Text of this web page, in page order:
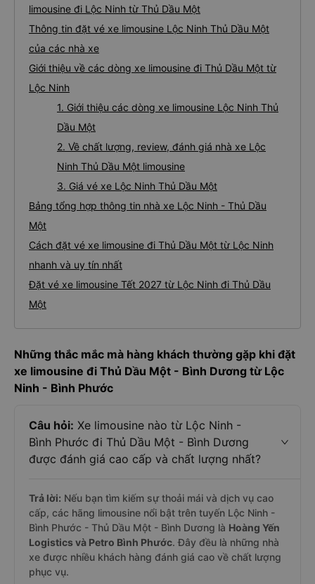
limousine đi Lộc Ninh từ Thủ Dầu Một
Thông tin đặt vé xe limousine Lộc Ninh Thủ Dầu Một
của các nhà xe
Giới thiệu về các dòng xe limousine đi Thủ Dầu Một từ
Lộc Ninh
1. Giới thiệu các dòng xe limousine Lộc Ninh Thủ
Dầu Một
2. Về chất lượng, review, đánh giá nhà xe Lộc
Ninh Thủ Dầu Một limousine
3. Giá vé xe Lộc Ninh Thủ Dầu Một
Bảng tổng hợp thông tin nhà xe Lộc Ninh - Thủ Dầu
Một
Cách đặt vé xe limousine đi Thủ Dầu Một từ Lộc Ninh
nhanh và uy tín nhất
Đặt vé xe limousine Tết 2027 từ Lộc Ninh đi Thủ Dầu
Một
Những thắc mắc mà hàng khách thường gặp khi đặt
xe limousine đi Thủ Dầu Một - Bình Dương từ Lộc
Ninh - Bình Phước
Câu hỏi: Xe limousine nào từ Lộc Ninh -
Bình Phước đi Thủ Dầu Một - Bình Dương
được đánh giá cao cấp và chất lượng nhất?
Trả lời: Nếu bạn tìm kiếm sự thoải mái và dịch vụ cao
cấp, các hãng limousine nổi bật trên tuyến Lộc Ninh -
Bình Phước - Thủ Dầu Một - Bình Dương là Hoàng Yến
Logistics và Petro Bình Phước. Đây đều là những nhà
xe được nhiều khách hàng đánh giá cao về chất lượng
phục vụ.